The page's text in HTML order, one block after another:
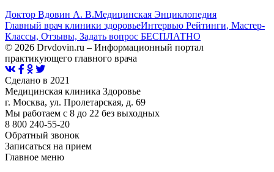
Доктор Вдовин А. В.Медицинская Энциклопедия
Главный врач клиники здоровьеИнтервью Рейтинги, Мастер-
Классы, Отзывы, Задать вопрос БЕСПЛАТНО
© 2026 Drvdovin.ru – Информационный портал
практикующего главного врача
Сделано в 2021
Медицинская клиника Здоровье
г. Москва, ул. Пролетарская, д. 69
Мы работаем с 8 до 22 без выходных
8 800 240-55-20
Обратный звонок
Записаться на прием
Главное меню